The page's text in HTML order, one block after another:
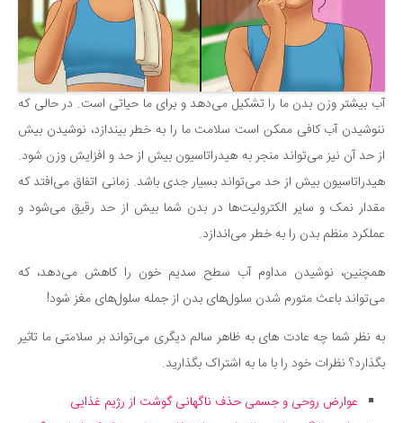
آب بیشتر وزن بدن ما را تشکیل می‌دهد و برای ما حیاتی است. در حالی که
ننوشیدن آب کافی ممکن است سلامت ما را به خطر بیندازد، نوشیدن بیش
از حد آن نیز می‌تواند منجر به هیدراتاسیون بیش از حد و افزایش وزن شود.
هیدراتاسیون بیش از حد می‌تواند بسیار جدی باشد. زمانی اتفاق می‌افتد که
مقدار نمک و سایر الکترولیت‌ها در بدن شما بیش از حد رقیق می‌شود و
عملکرد منظم بدن را به خطر می‌اندازد.
همچنین، نوشیدن مداوم آب سطح سدیم خون را کاهش می‌دهد، که
می‌تواند باعث متورم شدن سلول‌های بدن از جمله سلول‌های مغز شود!
به نظر شما چه عادت های به ظاهر سالم دیگری می‌تواند بر سلامتی ما تاثیر
بگذارد؟ نظرات خود را با ما به اشتراک بگذارید.
عوارض روحی و جسمی حذف ناگهانی گوشت از رژیم غذایی